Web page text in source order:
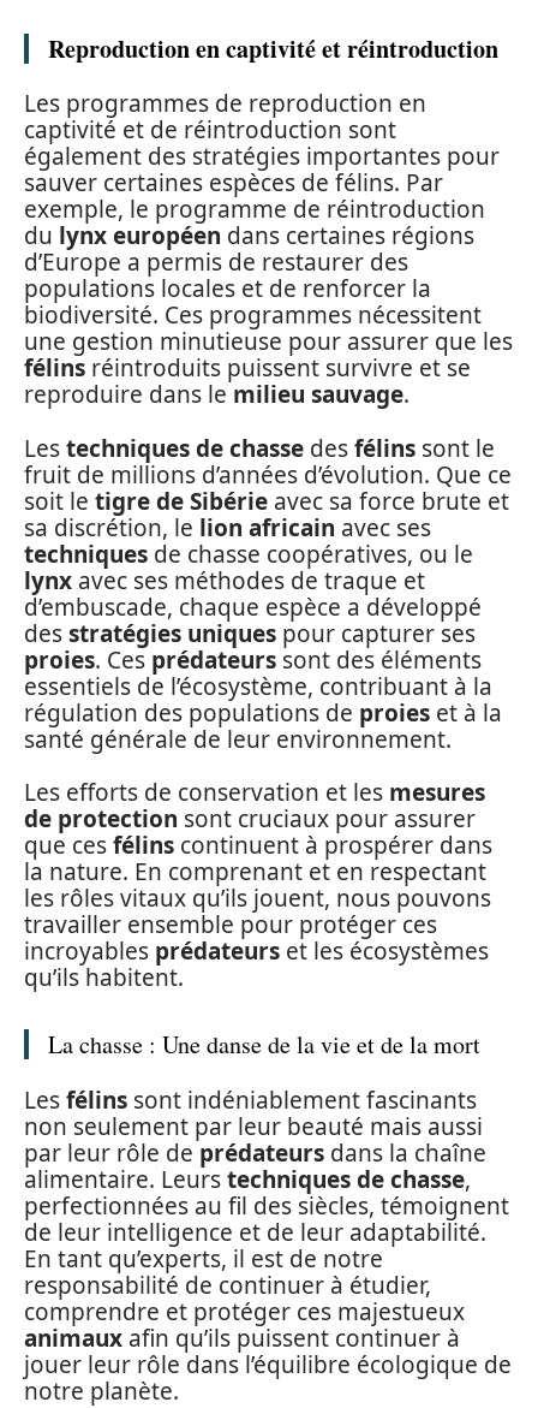
Reproduction en captivité et réintroduction
Les programmes de reproduction en
captivité et de réintroduction sont
également des stratégies importantes pour
sauver certaines espèces de félins. Par
exemple, le programme de réintroduction
du lynx européen dans certaines régions
d’Europe a permis de restaurer des
populations locales et de renforcer la
biodiversité. Ces programmes nécessitent
une gestion minutieuse pour assurer que les
félins réintroduits puissent survivre et se
reproduire dans le milieu sauvage.
Lestechniques de chasse desfélins sont le
fruit de millions d’années d’évolution. Que ce
soit le tigre de Sibérie avec sa force brute et
sa discrétion, le lion africain avec ses
techniques de chasse coopératives, ou le
lynx avec ses méthodes de traque et
d’embuscade, chaque espèce a développé
desstratégies uniques pour capturer ses
proies. Ces prédateurs sont des éléments
essentiels de l’écosystème, contribuant à la
régulation des populations de proies et à la
santé générale de leur environnement.
Les efforts de conservation et les mesures
de protection sont cruciaux pour assurer
que cesfélins continuent à prospérer dans
la nature. En comprenant et en respectant
les rôles vitaux qu’ils jouent, nous pouvons
travailler ensemble pour protéger ces
incroyables prédateurs et les écosystèmes
qu’ils habitent.
La chasse : Une danse de la vie et de la mort
Lesfélins sont indéniablement fascinants
non seulement par leur beauté mais aussi
par leur rôle de prédateurs dans la chaîne
alimentaire. Leurstechniques de chasse,
perfectionnées au fil des siècles, témoignent
de leur intelligence et de leur adaptabilité.
En tant qu’experts, il est de notre
responsabilité de continuer à étudier,
comprendre et protéger ces majestueux
animaux afin qu’ils puissent continuer à
jouer leur rôle dans l’équilibre écologique de
notre planète.